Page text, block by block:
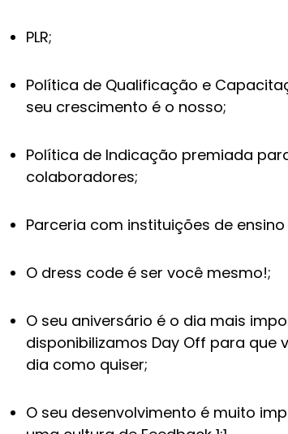
PLR;
Política de Qualificação e
seu crescimento é o nosso;
Política de Indicação premiada
colaboradores;
Parceria com instituições de
O dress code é ser você mesmo!;
O seu aniversário é o dia mais
disponibilizamos Day Off para que
dia como quiser;
O seu desenvolvimento é muito